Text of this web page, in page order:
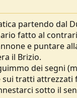
partendo dal
fatto al
e puntare
il Brizio.
dei segni
tratti attrezzati
sotto il